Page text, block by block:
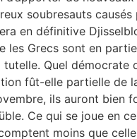
soubresauts causés
en définitive
les Grecs sont en
tutelle. Quel démocrate
fût-elle partielle de
ils auront bien
Ce qui se joue en ce
moins que